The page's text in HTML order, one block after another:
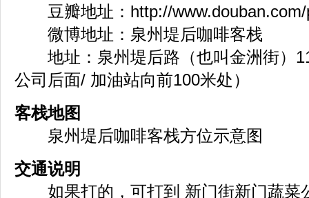
豆瓣地址： http://
微博地址：泉州堤后咖啡客栈
地址：泉州堤后路（也叫金洲街）
公司后面/ 加油站向前100米处）
客栈地图
泉州堤后咖啡客栈方位示意图
交通说明
如果打的，可打到 新门街新门蔬菜